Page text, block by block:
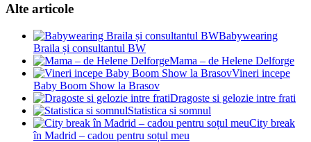
Alte articole
Babywearing
Braila și consultantul BW
Mama – de Helene Delforge
Vineri incepe
Baby Boom Show la Brasov
Dragoste si gelozie intre frati
Statistica si somnul
City break
în Madrid – cadou pentru soțul meu